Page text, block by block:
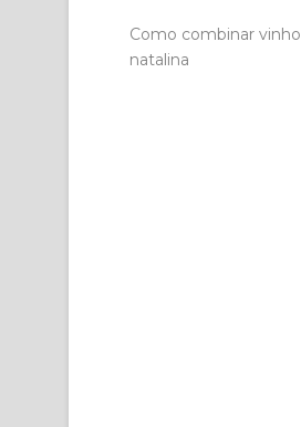
Como combinar
natalina